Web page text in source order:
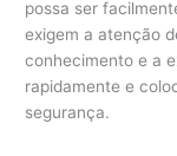
possa ser
exigem a atenção
conhecimento e a
rapidamente e
segurança.